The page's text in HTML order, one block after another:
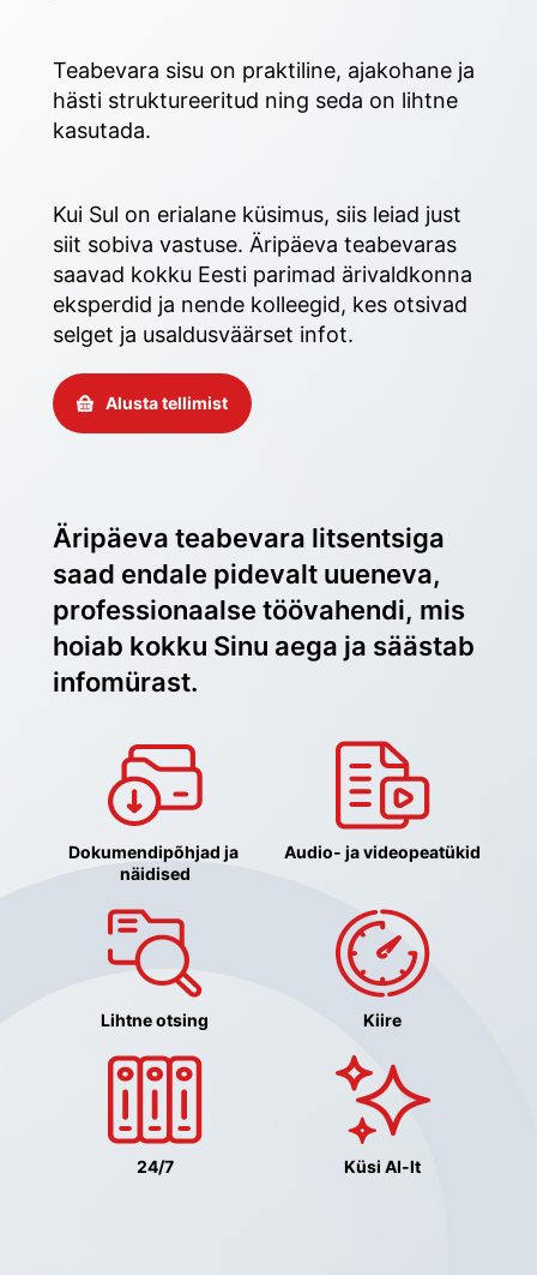
Teabevara sisu on praktiline, ajakohane ja
hästi struktureeritud ning seda on lihtne
kasutada.
Kui Sul on erialane küsimus, siis leiad just
siit sobiva vastuse. Äripäeva teabevaras
saavad kokku Eesti parimad ärivaldkonna
eksperdid ja nende kolleegid, kes otsivad
selget ja usaldusväärset infot.
Alusta tellimist
Äripäeva teabevara litsentsiga
saad endale pidevalt uueneva,
professionaalse töövahendi, mis
hoiab kokku Sinu aega ja säästab
infomürast.
Dokumendipõhjad ja
näidised
Audio- ja videopeatükid
Lihtne otsing Kiire
24/7 Küsi AI-lt